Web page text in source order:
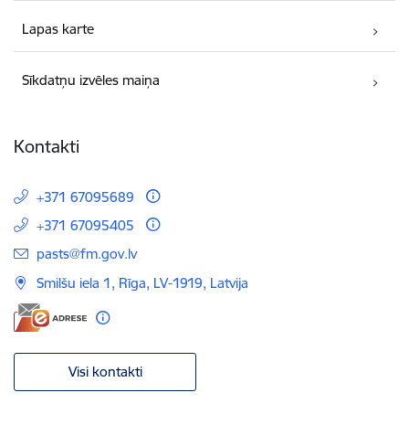
Lapas karte
Sīkdatņu izvēles maiņa
Kontakti
+371 67095689
+371 67095405
E-pasts:
pasts@fm.gov.lv
Smilšu iela 1, Rīga, LV-1919, Latvija
Visi kontakti